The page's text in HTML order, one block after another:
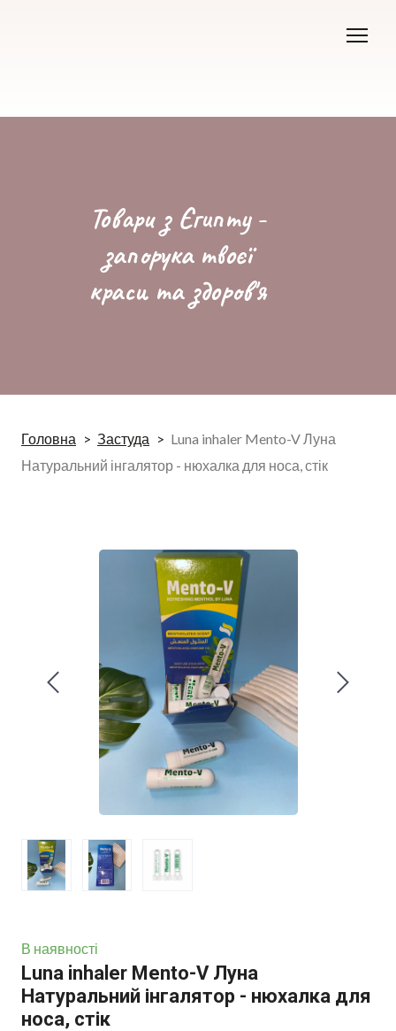
Товари з Єгипту -
запорука твоєї
краси та здоров'я
Головна Застуда
Luna inhaler Mento-V Луна
Натуральний інгалятор - нюхалка для носа, стік
В наявності
Luna inhaler Mento-V Луна
Натуральний інгалятор - нюхалка для
носа, стік